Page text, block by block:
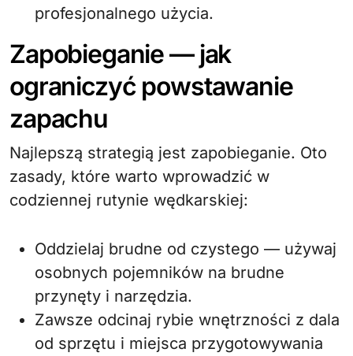
profesjonalnego użycia.
Zapobieganie — jak
ograniczyć powstawanie
zapachu
Najlepszą strategią jest zapobieganie. Oto
zasady, które warto wprowadzić w
codziennej rutynie wędkarskiej:
Oddzielaj brudne od czystego — używaj
osobnych pojemników na brudne
przynęty i narzędzia.
Zawsze odcinaj rybie wnętrzności z dala
od sprzętu i miejsca przygotowywania